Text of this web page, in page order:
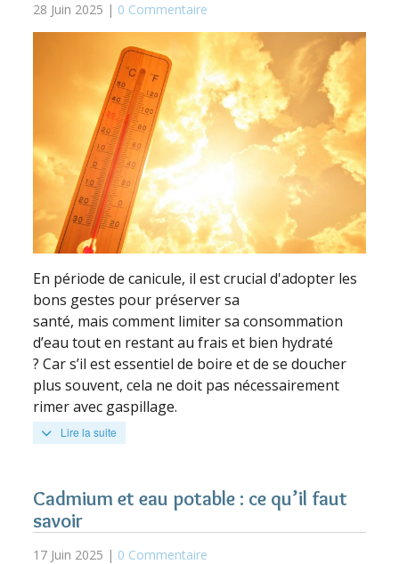
28 Juin 2025 | 0 Commentaire
En période de canicule, il est crucial d'adopter les
bons gestes pour préserver sa
santé, mais comment limiter sa consommation
d’eau tout en restant au frais et bien hydraté
? Car s’il est essentiel de boire et de se doucher
plus souvent, cela ne doit pas nécessairement
rimer avec gaspillage.
Lire la suite
Cadmium et eau potable : ce qu’il faut
savoir
17 Juin 2025 | 0 Commentaire